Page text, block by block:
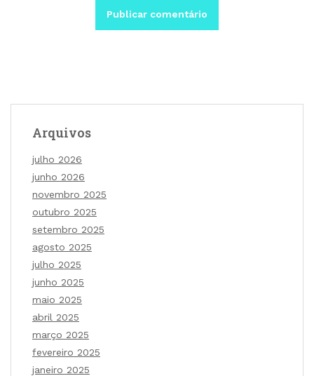
Arquivos
julho 2026
junho 2026
novembro 2025
outubro 2025
setembro 2025
agosto 2025
julho 2025
junho 2025
maio 2025
abril 2025
março 2025
fevereiro 2025
janeiro 2025